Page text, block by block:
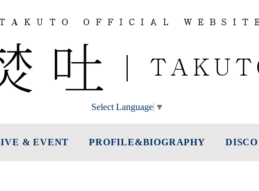
Select Language ▼
& EVENT PROFILE&BIOGRAPHY DISCO